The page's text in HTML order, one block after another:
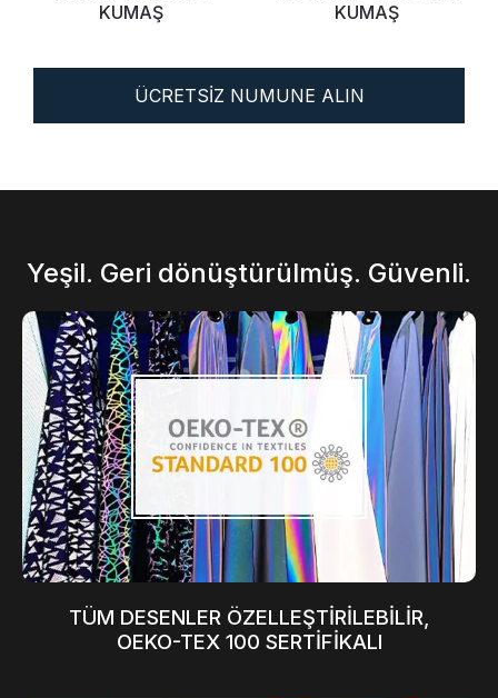
KUMAŞ
KUMAŞ
ÜCRETSİZ NUMUNE ALIN
Yeşil. Geri dönüştürülmüş. Güvenli.
TÜM DESENLER ÖZELLEŞTİRİLEBİLİR,
OEKO-TEX 100 SERTİFİKALI